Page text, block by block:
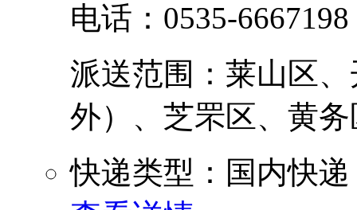
电话：0535-6667198
派送范围：莱山区
外）、芝罘区、黄
快递类型：国内快递